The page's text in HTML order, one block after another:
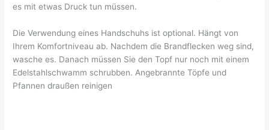
es mit etwas Druck tun müssen.
Die Verwendung eines Handschuhs ist optional. Hängt von
Ihrem Komfortniveau ab. Nachdem die Brandflecken weg sind,
wasche es. Danach müssen Sie den Topf nur noch mit einem
Edelstahlschwamm schrubben. Angebrannte Töpfe und
Pfannen draußen reinigen